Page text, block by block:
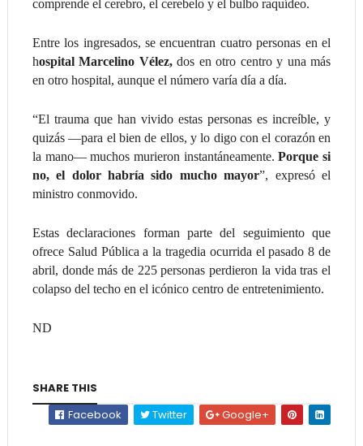
comprende el cerebro, el cerebelo y el bulbo raquídeo.
Entre los ingresados, se encuentran cuatro personas en el
hospital Marcelino Vélez,dos en otro centro y una más
en otro hospital, aunque el número varía día a día.
“El trauma que han vivido estas personas es increíble, y
quizás —para el bien de ellos, y lo digo con el corazón en
la mano— muchos murieron instantáneamente.Porque si
no, el dolor habría sido mucho mayor”, expresó el
ministro conmovido.
Estas declaraciones forman parte del seguimiento que
ofrece Salud Pública a la tragedia ocurrida el pasado 8 de
abril, donde más de 225 personas perdieron la vida tras el
colapso del techo en el icónico centro de entretenimiento.
ND
SHARE THIS
Facebook
Twitter Google+